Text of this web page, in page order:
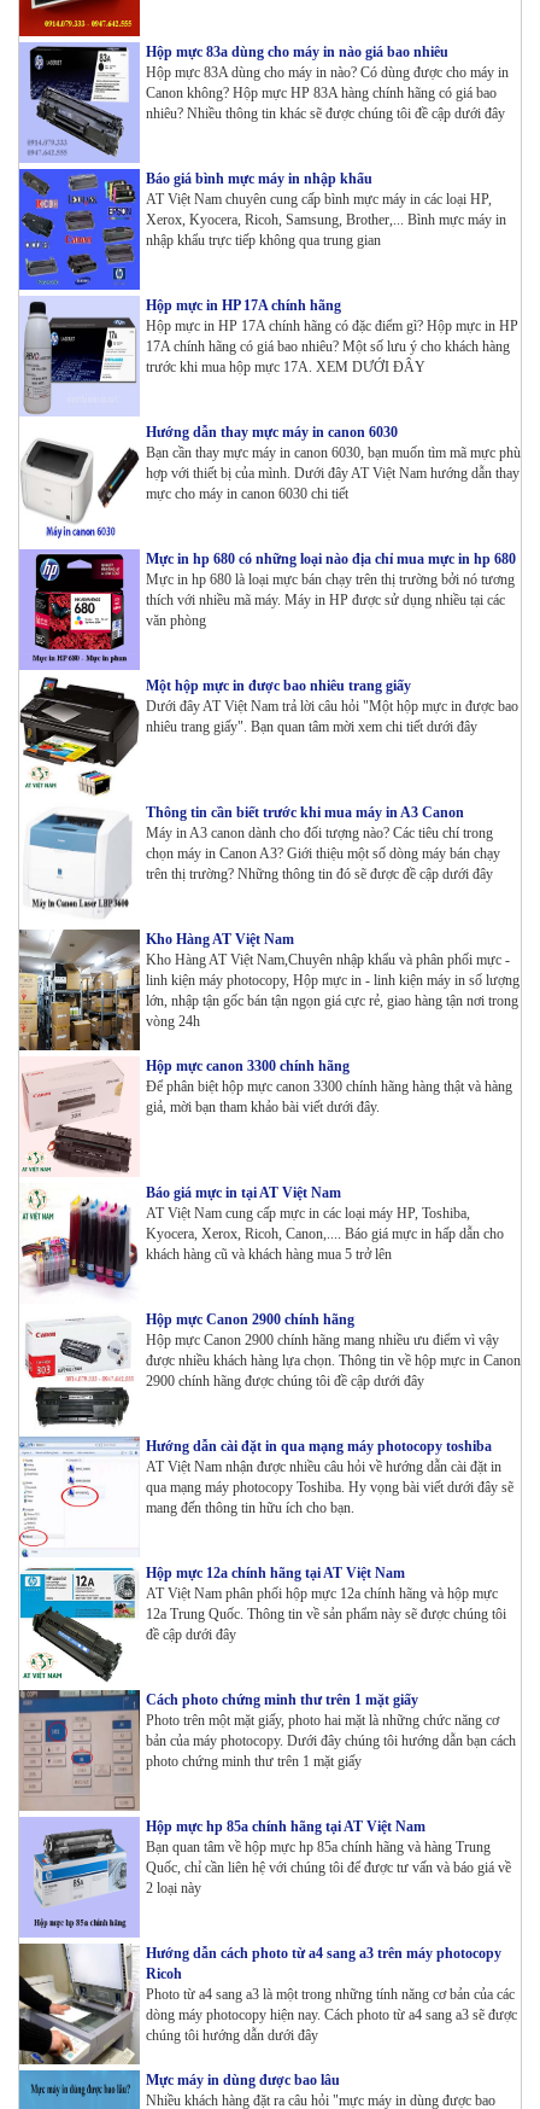
Hộp mực 83a dùng cho máy in nào giá bao nhiêu
Hộp mực 83A dùng cho máy in nào? Có dùng được cho máy in
Canon không? Hộp mực HP 83A hàng chính hãng có giá bao
nhiêu? Nhiều thông tin khác sẽ được chúng tôi đề cập dưới đây
Báo giá bình mực máy in nhập khẩu
AT Việt Nam chuyên cung cấp bình mực máy in các loại HP,
Xerox, Kyocera, Ricoh, Samsung, Brother,... Bình mực máy in
nhập khẩu trực tiếp không qua trung gian
Hộp mực in HP 17A chính hãng
Hộp mực in HP 17A chính hãng có đặc điểm gì? Hộp mực in HP
17A chính hãng có giá bao nhiêu? Một số lưu ý cho khách hàng
trước khi mua hộp mực 17A. XEM DƯỚI ĐÂY
Hướng dẫn thay mực máy in canon 6030
Bạn cần thay mực máy in canon 6030, bạn muốn tìm mã mực phù
hợp với thiết bị của mình. Dưới đây AT Việt Nam hướng dẫn thay
mực cho máy in canon 6030 chi tiết
Mực in hp 680 có những loại nào địa chỉ mua mực in hp 680
Mực in hp 680 là loại mực bán chạy trên thị trường bởi nó tương
thích với nhiều mã máy. Máy in HP được sử dụng nhiều tại các
văn phòng
Một hộp mực in được bao nhiêu trang giấy
Dưới đây AT Việt Nam trả lời câu hỏi "Một hộp mực in được bao
nhiêu trang giấy". Bạn quan tâm mời xem chi tiết dưới đây
Thông tin cần biết trước khi mua máy in A3 Canon
Máy in A3 canon dành cho đối tượng nào? Các tiêu chí trong
chọn máy in Canon A3? Giới thiệu một số dòng máy bán chạy
trên thị trường? Những thông tin đó sẽ được đề cập dưới đây
Kho Hàng AT Việt Nam
Kho Hàng AT Việt Nam,Chuyên nhập khẩu và phân phối mực -
linh kiện máy photocopy, Hộp mực in - linh kiện máy in số lượng
lớn, nhập tận gốc bán tận ngọn giá cực rẻ, giao hàng tận nơi trong
vòng 24h
Hộp mực canon 3300 chính hãng
Để phân biệt hộp mực canon 3300 chính hãng hàng thật và hàng
giả, mời bạn tham khảo bài viết dưới đây.
Báo giá mực in tại AT Việt Nam
AT Việt Nam cung cấp mực in các loại máy HP, Toshiba,
Kyocera, Xerox, Ricoh, Canon,.... Báo giá mực in hấp dẫn cho
khách hàng cũ và khách hàng mua 5 trở lên
Hộp mực Canon 2900 chính hãng
Hộp mực Canon 2900 chính hãng mang nhiều ưu điểm vì vậy
được nhiều khách hàng lựa chọn. Thông tin về hộp mực in Canon
2900 chính hãng được chúng tôi đề cập dưới đây
Hướng dẫn cài đặt in qua mạng máy photocopy toshiba
AT Việt Nam nhận được nhiều câu hỏi về hướng dẫn cài đặt in
qua mạng máy photocopy Toshiba. Hy vọng bài viết dưới đây sẽ
mang đến thông tin hữu ích cho bạn.
Hộp mực 12a chính hãng tại AT Việt Nam
AT Việt Nam phân phối hộp mực 12a chính hãng và hộp mực
12a Trung Quốc. Thông tin về sản phẩm này sẽ được chúng tôi
đề cập dưới đây
Cách photo chứng minh thư trên 1 mặt giấy
Photo trên một mặt giấy, photo hai mặt là những chức năng cơ
bản của máy photocopy. Dưới đây chúng tôi hướng dẫn bạn cách
photo chứng minh thư trên 1 mặt giấy
Hộp mực hp 85a chính hãng tại AT Việt Nam
Bạn quan tâm về hộp mực hp 85a chính hãng và hàng Trung
Quốc, chỉ cần liên hệ với chúng tôi để được tư vấn và báo giá về
2 loại này
Hướng dẫn cách photo từ a4 sang a3 trên máy photocopy
Ricoh
Photo từ a4 sang a3 là một trong những tính năng cơ bản của các
dòng máy photocopy hiện nay. Cách photo từ a4 sang a3 sẽ được
chúng tôi hướng dẫn dưới đây
Mực máy in dùng được bao lâu
Nhiều khách hàng đặt ra câu hỏi "mực máy in dùng được bao